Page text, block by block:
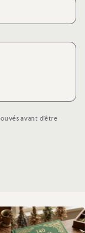
avant d'être